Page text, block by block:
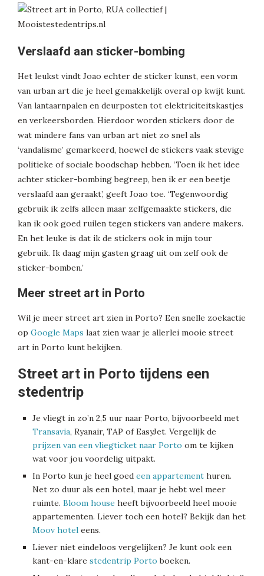
Verslaafd aan sticker-bombing
Het leukst vindt Joao echter de sticker kunst, een vorm
van urban art die je heel gemakkelijk overal op kwijt kunt.
Van lantaarnpalen en deurposten tot elektriciteitskastjes
en verkeersborden. Hierdoor worden stickers door de
wat mindere fans van urban art niet zo snel als
‘vandalisme’ gemarkeerd, hoewel de stickers vaak stevige
politieke of sociale boodschap hebben. ‘Toen ik het idee
achter sticker-bombing begreep, ben ik er een beetje
verslaafd aan geraakt’, geeft Joao toe. ‘Tegenwoordig
gebruik ik zelfs alleen maar zelfgemaakte stickers, die
kan ik ook goed ruilen tegen stickers van andere makers.
En het leuke is dat ik de stickers ook in mijn tour
gebruik. Ik daag mijn gasten graag uit om zelf ook de
sticker-bomben.’
Meer street art in Porto
Wil je meer street art zien in Porto? Een snelle zoekactie
op Google Maps laat zien waar je allerlei mooie street
art in Porto kunt bekijken.
Street art in Porto tijdens een
stedentrip
Je vliegt in zo’n 2,5 uur naar Porto, bijvoorbeeld met
Transavia, Ryanair, TAP of EasyJet. Vergelijk de
prijzen van een vliegticket naar Porto om te kijken
wat voor jou voordelig uitpakt.
In Porto kun je heel goed een appartement huren.
Net zo duur als een hotel, maar je hebt wel meer
ruimte. Bloom house heeft bijvoorbeeld heel mooie
appartementen. Liever toch een hotel? Bekijk dan het
Moov hotel eens.
Liever niet eindeloos vergelijken? Je kunt ook een
kant-en-klare stedentrip Porto boeken.